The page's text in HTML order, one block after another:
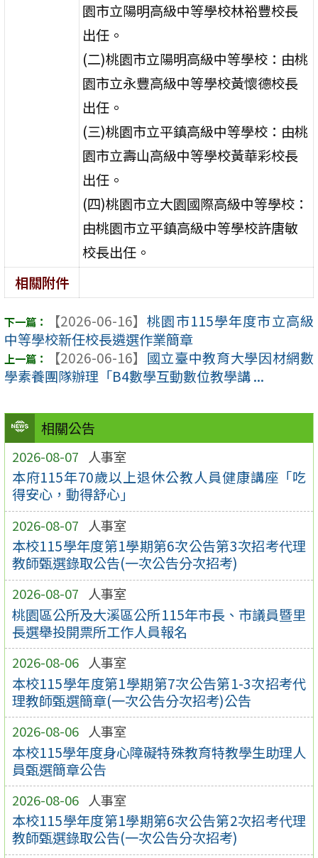
相關公告
2026-08-07 人事室
本府115年70歲以上退休公教人員健康講座「吃
得安心，動得舒心」
2026-08-07 人事室
本校115學年度第1學期第6次公告第3次招考代理
教師甄選錄取公告(一次公告分次招考)
2026-08-07 人事室
桃園區公所及大溪區公所115年市長、市議員暨里
長選舉投開票所工作人員報名
2026-08-06 人事室
本校115學年度第1學期第7次公告第1-3次招考代
理教師甄選簡章(一次公告分次招考)公告
2026-08-06 人事室
本校115學年度身心障礙特殊教育特教學生助理人
員甄選簡章公告
2026-08-06 人事室
本校115學年度第1學期第6次公告第2次招考代理
教師甄選錄取公告(一次公告分次招考)
園市立陽明高級中等學校林裕豐校長
出任。
(二)桃園市立陽明高級中等學校：由桃
園市立永豐高級中等學校黃懷德校長
出任。
(三)桃園市立平鎮高級中等學校：由桃
園市立壽山高級中等學校黃華彩校長
出任。
(四)桃園市立大園國際高級中等學校：
由桃園市立平鎮高級中等學校許唐敏
校長出任。
相關附件
【2026-06-16】 桃園市115學年度市立高級
中等學校新任校長遴選作業簡章
【2026-06-16】 國立臺中教育大學因材網數
學素養團隊辦理「B4數學互動數位教學講 ...